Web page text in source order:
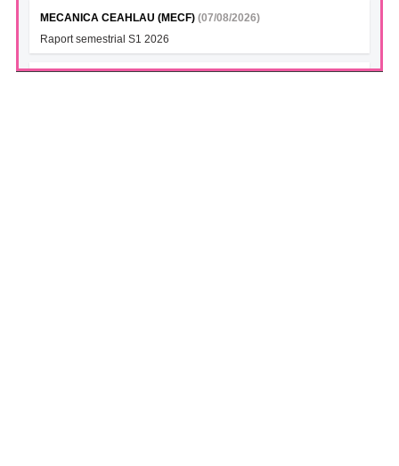
MECANICA CEAHLAU (MECF) (07/08/2026)
Raport semestrial S1 2026